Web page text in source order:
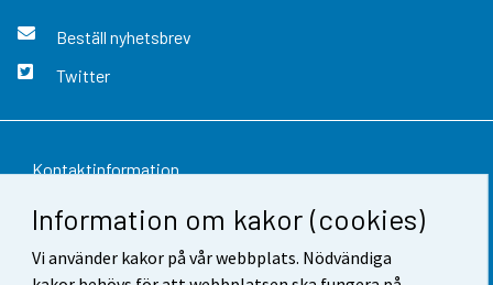
Information om kakor (cookies)
Vi använder kakor på vår webbplats. Nödvändiga
Beställ nyhetsbrev
Twitter
Kontaktinformation
Respons
Användarvillkor